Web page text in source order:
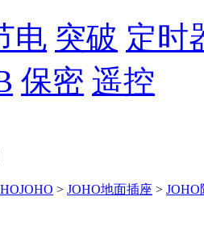
电 突破 定时
保密 遥控
> JOHO地面插座 >